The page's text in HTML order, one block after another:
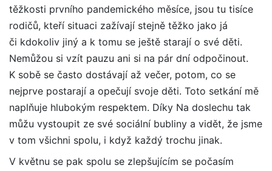
těžkosti prvního pandemického měsíce, jsou tu tisíce
rodičů, kteří situaci zažívají stejně těžko jako já
či kdokoliv jiný a k tomu se ještě starají o své děti.
Nemůžou si vzít pauzu ani si na pár dní odpočinout.
K sobě se často dostávají až večer, potom, co se
nejprve postarají a opečují svoje děti. Toto setkání mě
naplňuje hlubokým respektem. Díky Na doslechu tak
můžu vystoupit ze své sociální bubliny a vidět, že jsme
v tom všichni spolu, i když každý trochu jinak.
V květnu se pak spolu se zlepšujícím se počasím